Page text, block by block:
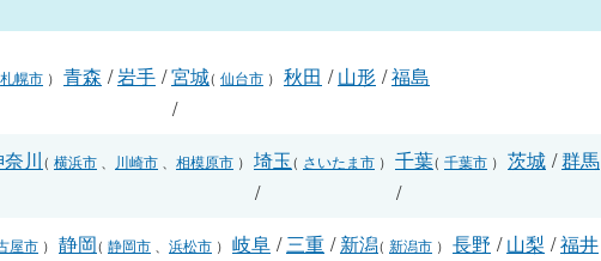
札幌市 ） 青森 /岩手 /宮城（ 仙台市 ）
/
秋田 /山形 /福島
川（ 横浜市 川崎市 相模原市 ） 埼玉（ さいたま市 ）
/
千葉（ 千葉市 ）
/
茨城 /群馬
屋市 ） 静岡（ 静岡市 浜松市 ） 岐阜 /三重 /新潟（ 新潟市 ） 長野 /山梨 /福井